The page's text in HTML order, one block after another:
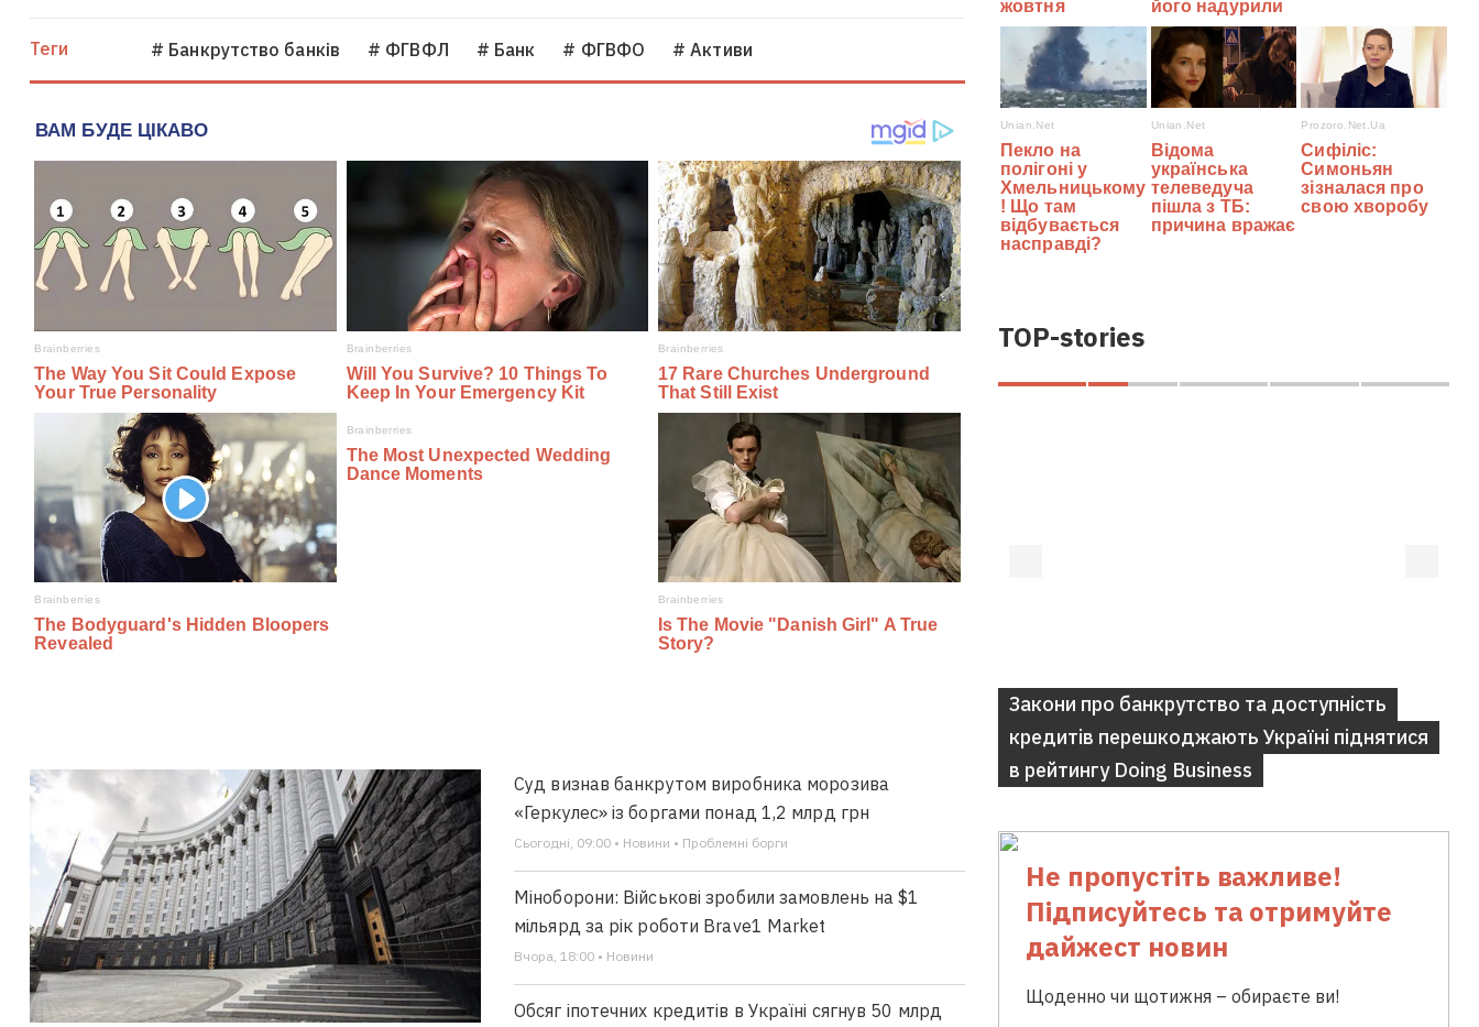
Теги # Банкрутство банків # ФГВФЛ # Банк # ФГВФО # Активи
Суд визнав банкрутом виробника морозива
«Геркулес» із боргами понад 1,2 млрд грн
Сьогодні, 09:00 • Новини • Проблемні борги
Міноборони: Військові зробили замовлень на $1
мільярд за рік роботи Brave1 Market
Вчора, 18:00 • Новини
Обсяг іпотечних кредитів в Україні сягнув 50 млрд
TOP-stories
Закони про банкрутство та доступність
кредитів перешкоджають Україні піднятися
в рейтингу Doing Business
Не пропустіть важливе!
Підписуйтесь та отримуйте
дайжест новин
Щоденно чи щотижня – обираєте ви!